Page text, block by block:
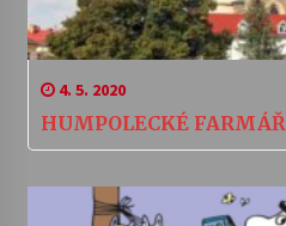
4. 5. 2020
HUMPOLECKÉ